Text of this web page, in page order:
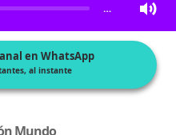
…
en WhatsApp
al instante
Mundo